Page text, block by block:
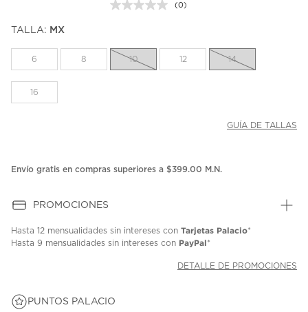
Sin
la
misma
(0)
TALLA: MX
6 8 10 12 14
16
GUÍA DE TALLAS
Envío gratis en compras superiores a $399.00 M.N.
PROMOCIONES
Hasta 12 mensualidades sin intereses con Tarjetas Palacio*
Hasta 9 mensualidades sin intereses con PayPal*
DETALLE DE PROMOCIONES
PUNTOS PALACIO